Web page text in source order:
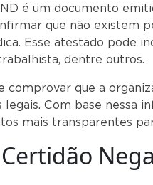
é um documento
que não existem
Esse atestado pode
dentre outros.
que a
Com base nessa
mais transparentes